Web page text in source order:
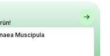
Muscipula